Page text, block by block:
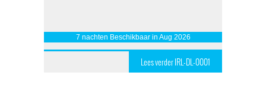
7 nachten Beschikbaar in Aug 2026
Lees verder IRL-DL-0001